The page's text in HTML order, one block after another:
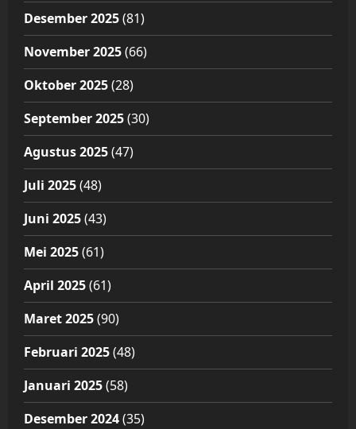
Desember 2025(81)
November 2025(66)
Oktober 2025(28)
September 2025(30)
Agustus 2025(47)
Juli 2025(48)
Juni 2025(43)
Mei 2025(61)
April 2025(61)
Maret 2025(90)
Februari 2025(48)
Januari 2025(58)
Desember 2024(35)